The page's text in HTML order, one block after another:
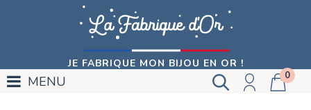
JE FABRIQUE MON BIJOU EN OR !
0
MENU